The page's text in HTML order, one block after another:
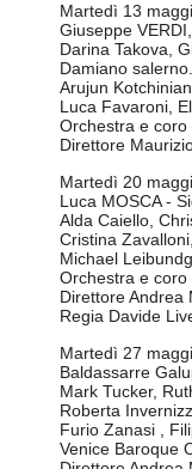
Martedì 13
Giuseppe
Darina Takova,
Damiano
Arujun
Luca Favaroni,
Orchestra e
Direttore
Martedì 20
Luca MOSCA -
Alda Caiello,
Cristina
Michael
Orchestra e
Direttore Andrea
Regia Davide
Martedì 27
Baldassarre
Mark Tucker,
Roberta
Furio Zanasi ,
Venice Baroque